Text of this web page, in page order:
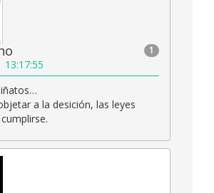
1
13:17:55
a la desición, las leyes